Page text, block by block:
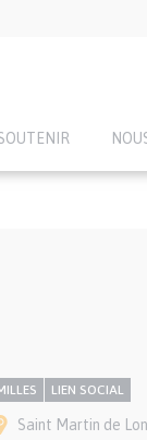
LIEN SOCIAL
Ville(s)
Saint Martin de